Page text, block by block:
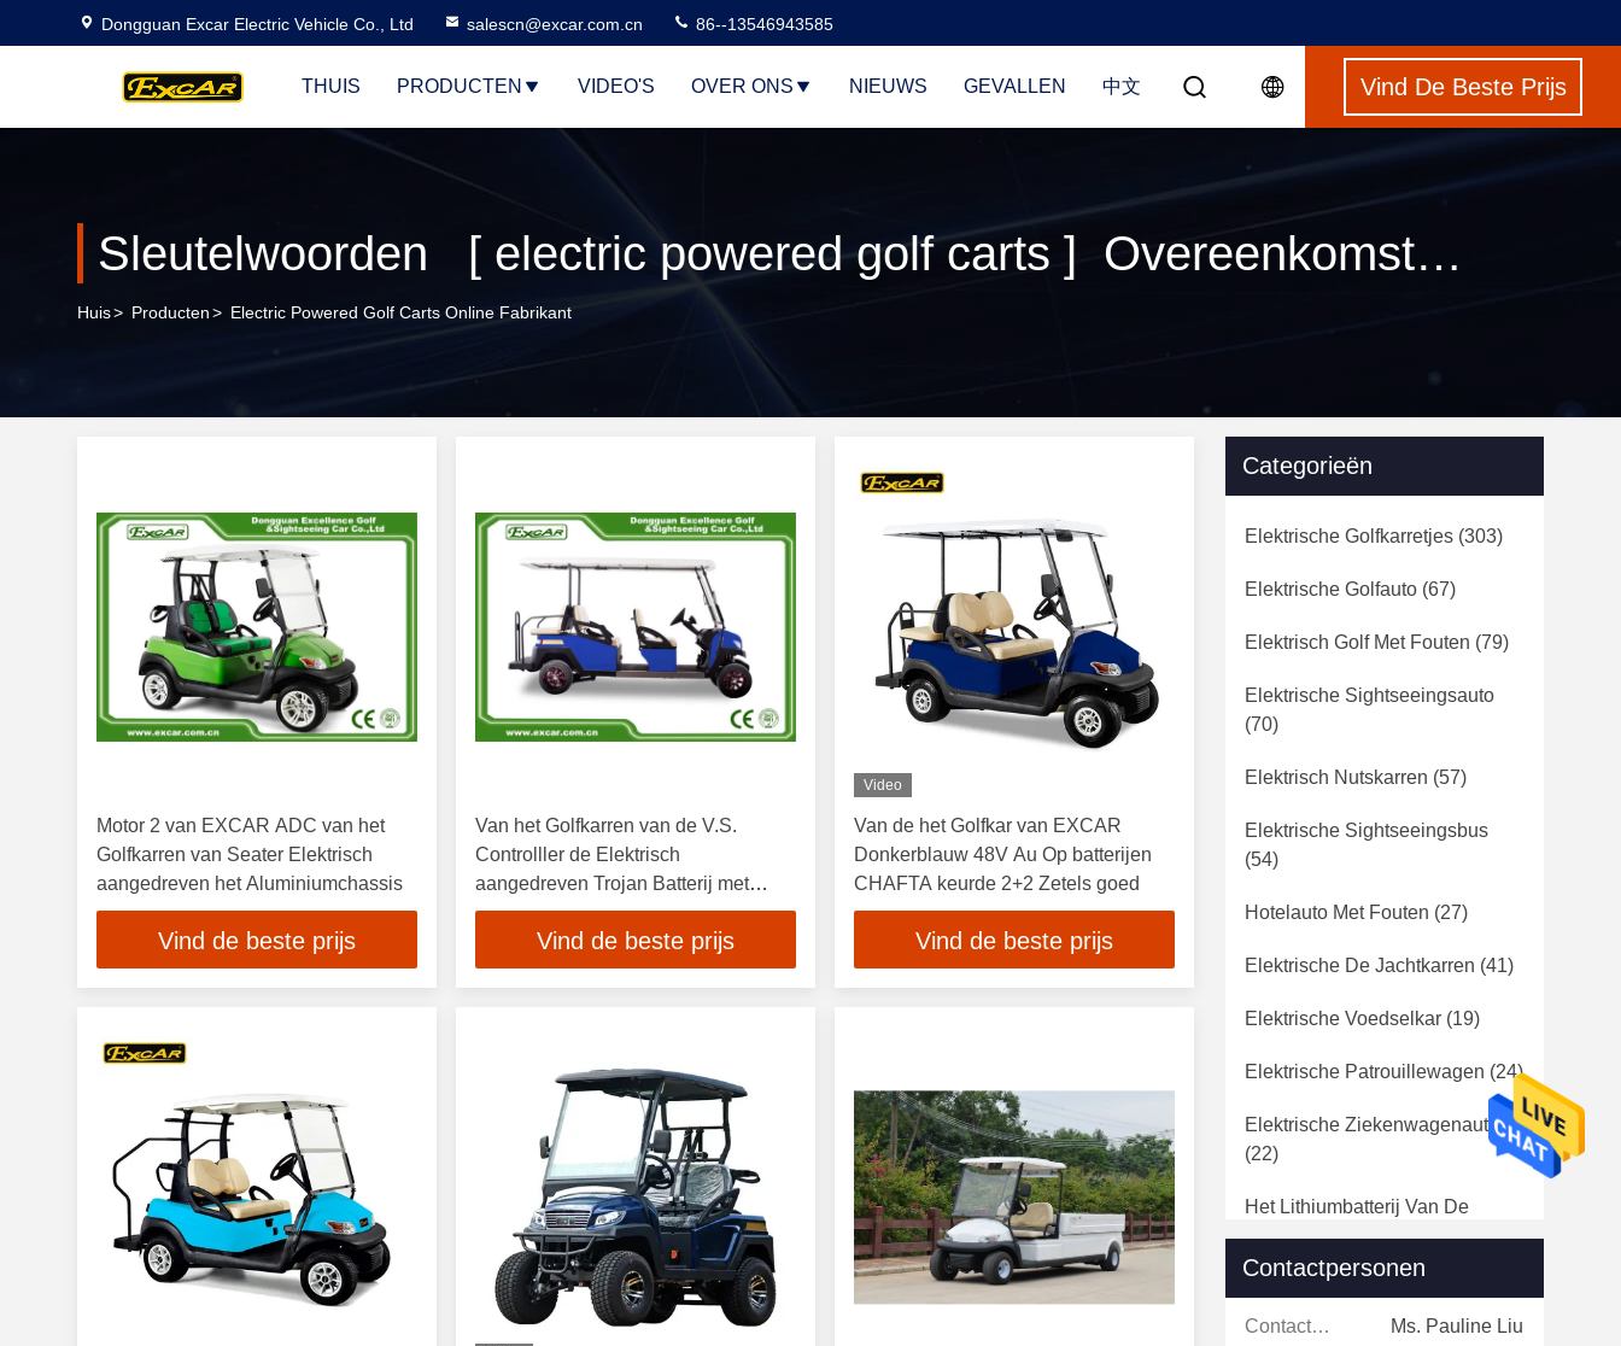
Dongguan Excar Electric Vehicle Co., Ltd salescn@excar.com.cn 86--13546943585
THUIS PRODUCTEN VIDEO'S OVER ONS NIEUWS GEVALLEN 中文 Vind De Beste Prijs
Sleutelwoorden [ electric powered golf carts ] Overeenkomst 120 producten
Huis> Producten> Electric Powered Golf Carts Online Fabrikant
Motor 2 van EXCAR ADC van het
Golfkarren van Seater Elektrisch
aangedreven het Aluminiumchassis
Vind de beste prijs
Van het Golfkarren van de V.S.
Controlller de Elektrisch
aangedreven Trojan Batterij met
Gediplomeerde ISO
Vind de beste prijs
Video
Van de het Golfkar van EXCAR
Donkerblauw 48V Au Op batterijen
CHAFTA keurde 2+2 Zetels goed
Vind de beste prijs
Categorieën
Elektrische Golfkarretjes (303)
Elektrische Golfauto (67)
Elektrisch Golf Met Fouten (79)
Elektrische Sightseeingsauto
(70)
Elektrisch Nutskarren (57)
Elektrische Sightseeingsbus
(54)
Hotelauto Met Fouten (27)
Elektrische De Jachtkarren (41)
Elektrische Voedselkar (19)
Elektrische Patrouillewagen (24)
Elektrische Ziekenwagenauto
(22)
Het Lithiumbatterij Van De
Golfkar(16)
(91)
Contactpersonen
Contactpersonen: Ms. Pauline Liu